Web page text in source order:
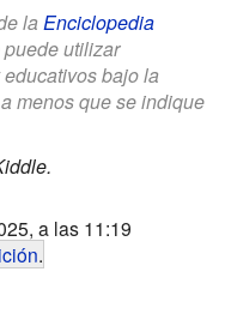
la Enciclopedia
utilizar
bajo la
a menos que se indique
a las 11:19
.